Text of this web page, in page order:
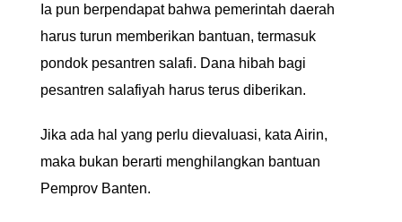
Ia pun berpendapat bahwa pemerintah daerah
harus turun memberikan bantuan, termasuk
pondok pesantren salafi. Dana hibah bagi
pesantren salafiyah harus terus diberikan.
Jika ada hal yang perlu dievaluasi, kata Airin,
maka bukan berarti menghilangkan bantuan
Pemprov Banten.